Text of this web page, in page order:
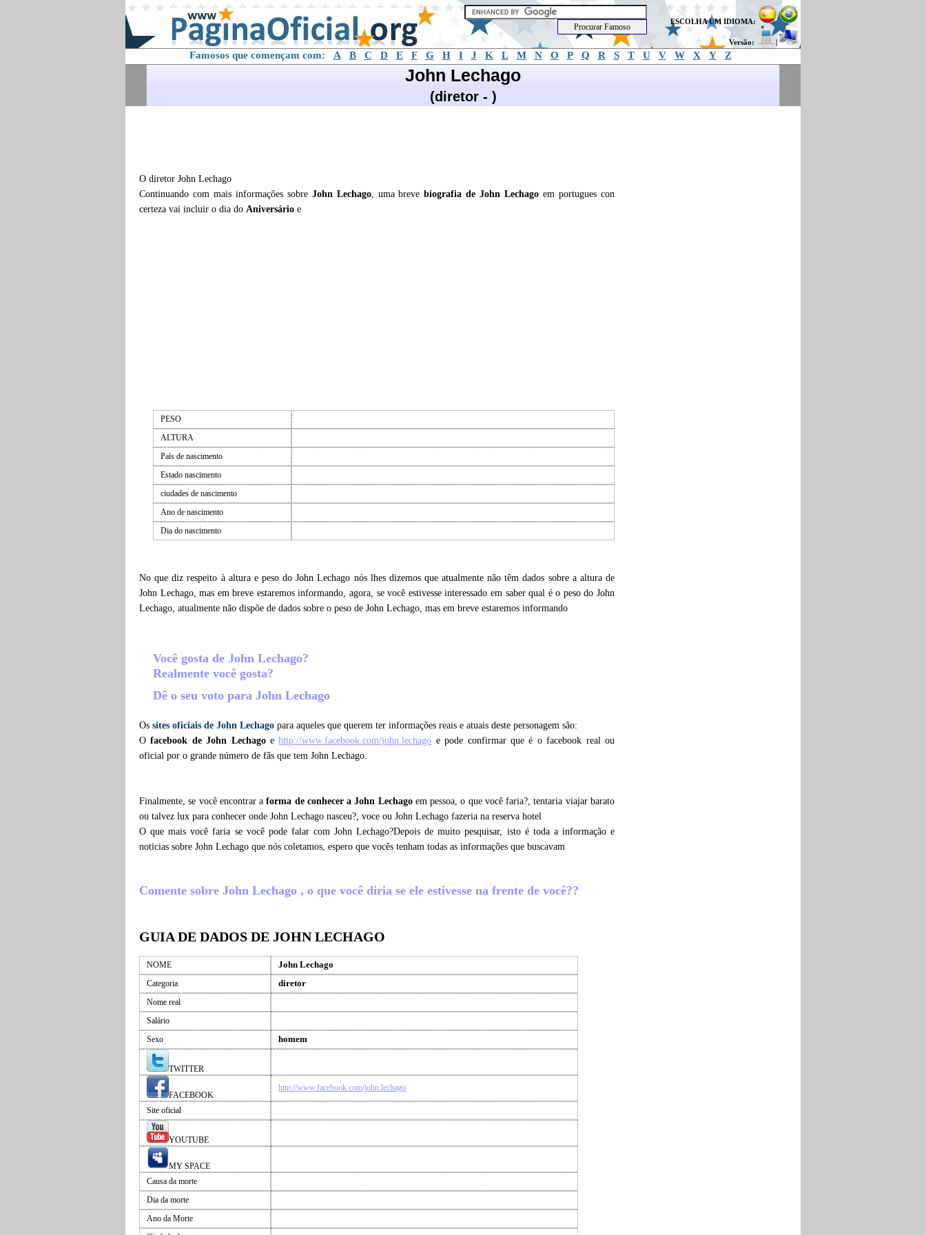
ESCOLHA UM IDIOMA:
Versão: |
Famosos que començam com: A B C D E F G H I J K L M N O P Q R S T U V W X Y Z
John Lechago
(diretor - )
O diretor John Lechago
Continuando com mais informações sobre John Lechago, uma brevebiografia deJohn Lechago em portugues con
certeza vai incluir o dia do Aniversário e
PESO
ALTURA
País de nascimento
Estado nascimento
ciudades de nascimento
Ano de nascimento
Dia do nascimento
No que diz respeito à altura e peso do John Lechago nós lhes dizemos que atualmente não têm dados sobre a altura de
John Lechago, mas em breve estaremos informando, agora, se você estivesse interessado em saber qual é o peso do John
Lechago, atualmente não dispõe de dados sobre o peso de John Lechago, mas em breve estaremos informando
Você gosta de John Lechago?
Realmente você gosta?
Dê o seu voto para John Lechago
Os sites oficiais de John Lechago para aqueles que querem ter informações reais e atuais deste personagem são:
Ofacebook de John Lechagoehttp://www.facebook.com/john.lechago e pode confirmar que é o facebook real ou
oficial por o grande número de fãs que tem John Lechago.
Finalmente, se você encontrar aforma de conhecer a John Lechagoem pessoa, o que você faria?, tentaria viajar barato
ou talvez lux para conhecer onde John Lechago nasceu?, voce ou John Lechago fazeria na reserva hotel
O que mais você faria se você pode falar com John Lechago?Depois de muito pesquisar, isto é toda a informação e
noticias sobre John Lechago que nós coletamos, espero que vocês tenham todas as informações que buscavam
Comente sobre John Lechago , o que você diria se ele estivesse na frente de você??
GUIA DE DADOS DE JOHN LECHAGO
NOME John Lechago
Categoria diretor
Nome real
Salário
Sexo
homem
TWITTER
FACEBOOK
http://www.facebook.com/john.lechago
Site oficial
YOUTUBE
MY SPACE
Causa da morte
Dia da morte
Ano da Morte